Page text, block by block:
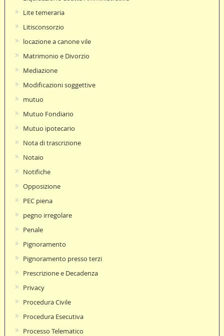
Lite temeraria
Litisconsorzio
locazione a canone vile
Matrimonio e Divorzio
Mediazione
Modificazioni soggettive
mutuo
Mutuo Fondiario
Mutuo ipotecario
Nota di trascrizione
Notaio
Notifiche
Opposizione
PEC piena
pegno irregolare
Penale
Pignoramento
Pignoramento presso terzi
Prescrizione e Decadenza
Privacy
Procedura Civile
Procedura Esecutiva
Processo Telematico